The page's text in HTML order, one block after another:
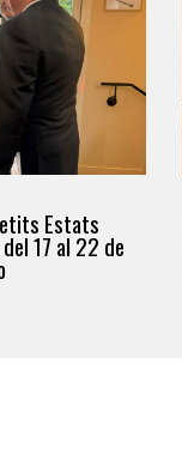
Estats
17 al 22 de